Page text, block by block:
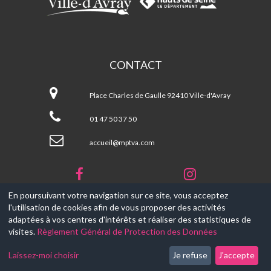
CONTACT
Pour
Tous
Ville-
Place Charles de Gaulle 92410 Ville-d'Avray
01 47 50 37 50
accueil@mptva.com
© 2017-2026, Ce site est propulsé par Aniapps.fr
CGV
En poursuivant votre navigation sur ce site, vous acceptez
l'utilisation de cookies afin de vous proposer des activités
adaptées à vos centres d'intérêts et réaliser des statistiques de
visites. Règlement Général de Protection des Données
Laissez-moi choisir Je refuse J'accepte